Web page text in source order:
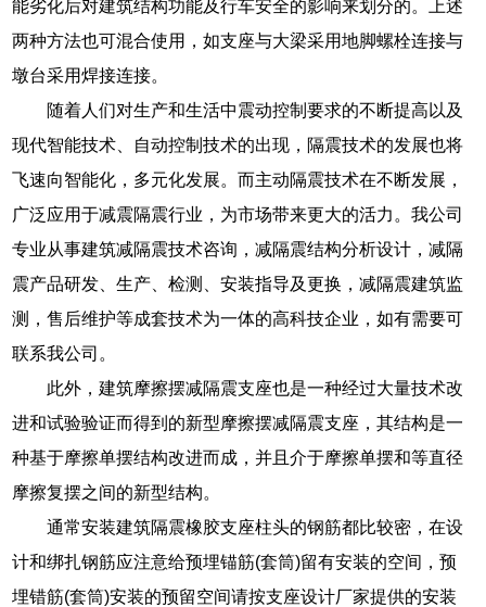
能劣化后对建筑结构功能及行车安全的影响来划分的。上述
两种方法也可混合使用，如支座与大梁采用地脚螺栓连接与
墩台采用焊接连接。
随着人们对生产和生活中震动控制要求的不断提高以及
现代智能技术、自动控制技术的出现，隔震技术的发展也将
飞速向智能化，多元化发展。而主动隔震技术在不断发展，
广泛应用于减震隔震行业，为市场带来更大的活力。我公司
专业从事建筑减隔震技术咨询，减隔震结构分析设计，减隔
震产品研发、生产、检测、安装指导及更换，减隔震建筑监
测，售后维护等成套技术为一体的高科技企业，如有需要可
联系我公司。
此外，建筑摩擦摆减隔震支座也是一种经过大量技术改
进和试验验证而得到的新型摩擦摆减隔震支座，其结构是一
种基于摩擦单摆结构改进而成，并且介于摩擦单摆和等直径
摩擦复摆之间的新型结构。
通常安装建筑隔震橡胶支座柱头的钢筋都比较密，在设
计和绑扎钢筋应注意给预埋锚筋(套筒)留有安装的空间，预
埋错筋(套筒)安装的预留空间请按支座设计厂家提供的安装